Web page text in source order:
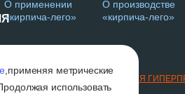
применяя метрические
использовать
О применении
«кирпича-лего»
О производстве
«кирпича-лего»
И ОБОРУДОВАНИЕ ДЛЯ